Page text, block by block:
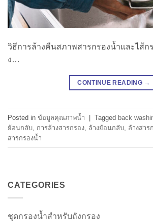
วิธีการล้างคืนสภาพสารกรองน้ำและไส้ก
ง…
CONTINUE READING →
Posted in ข้อมูลคุณภาพน้ำ | Tagged back
ย้อนกลับ การล้างสารกรอง ล้างย้อนกลับ ล้างสาร
สารกรองน้ำ
CATEGORIES
ชุดกรองน้ำสำหรับถังกรอง